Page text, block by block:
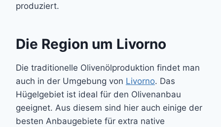
produziert.
Die Region um Livorno
Die traditionelle Olivenölproduktion findet man
auch in der Umgebung von Livorno. Das
Hügelgebiet ist ideal für den Olivenanbau
geeignet. Aus diesem sind hier auch einige der
besten Anbaugebiete für extra native